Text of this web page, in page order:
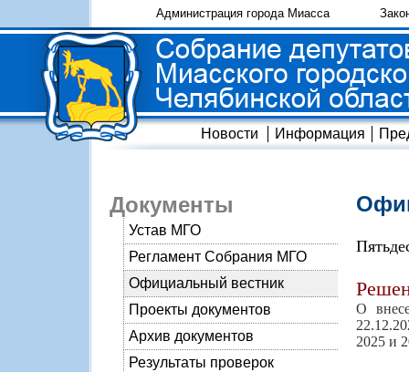
Администрация города Миасса
Новости Информация
Документы
Устав МГО
Регламент Собрания МГО
Официальный вестник
Проекты документов
Архив документов
Результаты проверок
О
2025 и